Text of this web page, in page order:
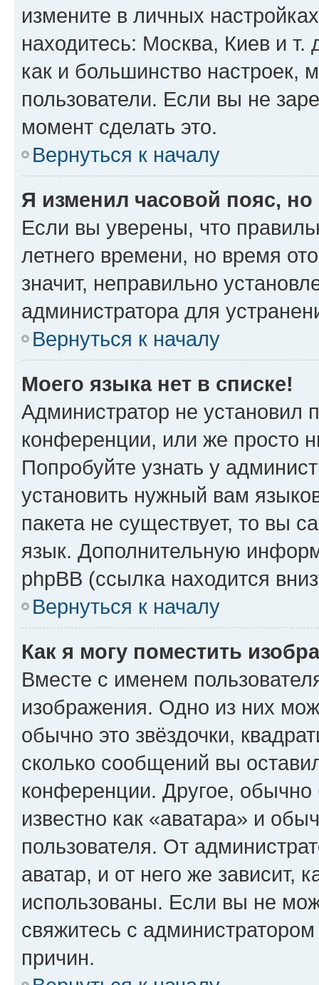
измените в личных
находитесь: Москва, Киев и т.
как и большинство настроек,
пользователи. Если вы не
момент сделать это.
Вернуться к началу
Я изменил часовой пояс,
Если вы уверены, что
летнего времени, но время
значит, неправильно
администратора для
Вернуться к началу
Моего языка нет в списке!
Администратор не установил
конференции, или же просто
Попробуйте узнать у
установить нужный вам
пакета не существует, то вы
язык. Дополнительную
phpBB (ссылка находится
Вернуться к началу
Как я могу поместить
Вместе с именем
изображения. Одно из них
обычно это звёздочки,
сколько сообщений вы
конференции. Другое,
известно как «аватара» и
пользователя. От
аватар, и от него же зависит,
использованы. Если вы не
свяжитесь с
причин.